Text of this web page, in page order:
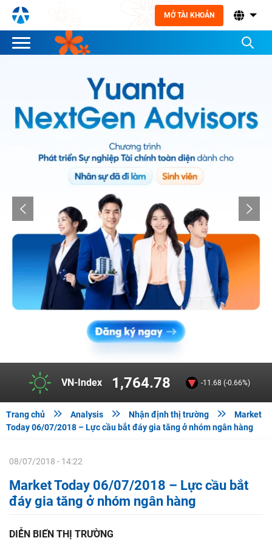
MỞ TÀI KHOẢN
HNX-Index 292.64 -0.95 (-0.32%)
Trang chủ  Analysis  Nhận định thị trường 
Market
Today 06/07/2018 – Lực cầu bắt đáy gia tăng ở nhóm ngân hàng
08/07/2018 - 14:22
Market Today 06/07/2018 – Lực cầu bắt
đáy gia tăng ở nhóm ngân hàng
DIỄN BIẾN THỊ TRƯỜNG